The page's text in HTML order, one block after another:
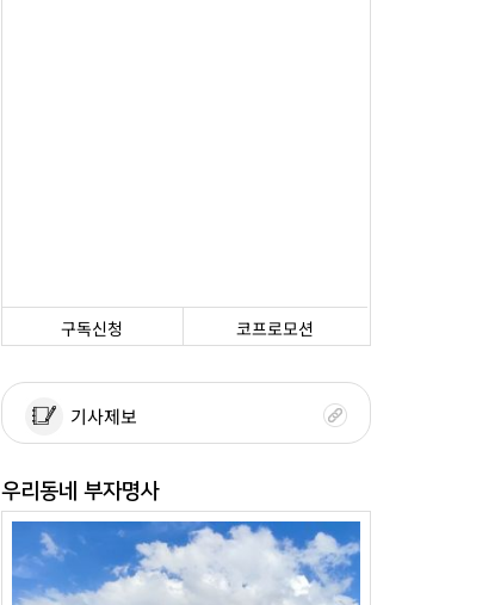
구독신청 코프로모션
기사제보
우리동네 부자명사